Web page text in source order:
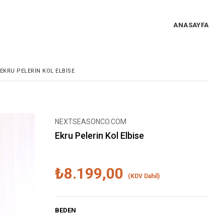
ANASAYFA
EKRU PELERIN KOL ELBISE
NEXTSEASONCO.COM
Ekru Pelerin Kol Elbise
₺8.199,00 (KDV Dahil)
BEDEN